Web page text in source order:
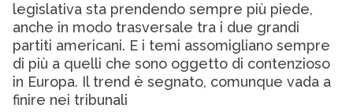
legislativa sta prendendo sempre più piede,
anche in modo trasversale tra i due grandi
partiti americani. E i temi assomigliano sempre
di più a quelli che sono oggetto di contenzioso
in Europa. Il trend è segnato, comunque vada a
finire nei tribunali